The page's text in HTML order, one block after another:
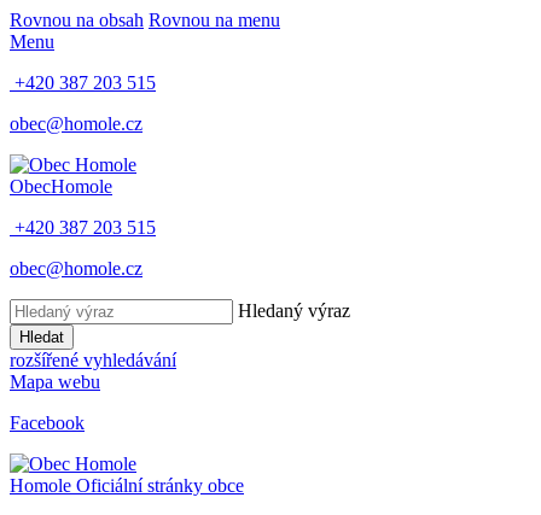
Rovnou na obsah Rovnou na menu
Menu
+420 387 203 515
obec@homole.cz
ObecHomole
+420 387 203 515
obec@homole.cz
Hledaný výraz
Hledat
rozšířené vyhledávání
Mapa webu
Facebook
Homole Oficiální stránky obce